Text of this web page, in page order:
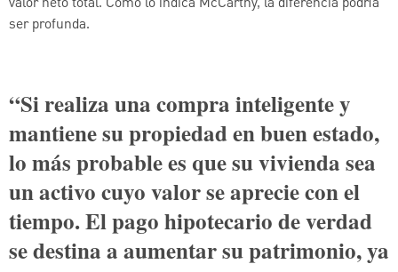
ser profunda.
“Si realiza una compra inteligente y
mantiene su propiedad en buen estado,
lo más probable es que su vivienda sea
un activo cuyo valor se aprecie con el
tiempo. El pago hipotecario de verdad
se destina a aumentar su patrimonio, ya